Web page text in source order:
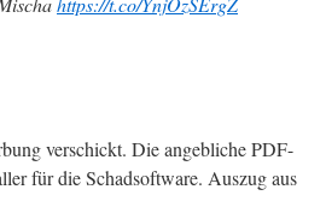
verschickt. Die angebliche PDF-
für die Schadsoftware. Auszug aus